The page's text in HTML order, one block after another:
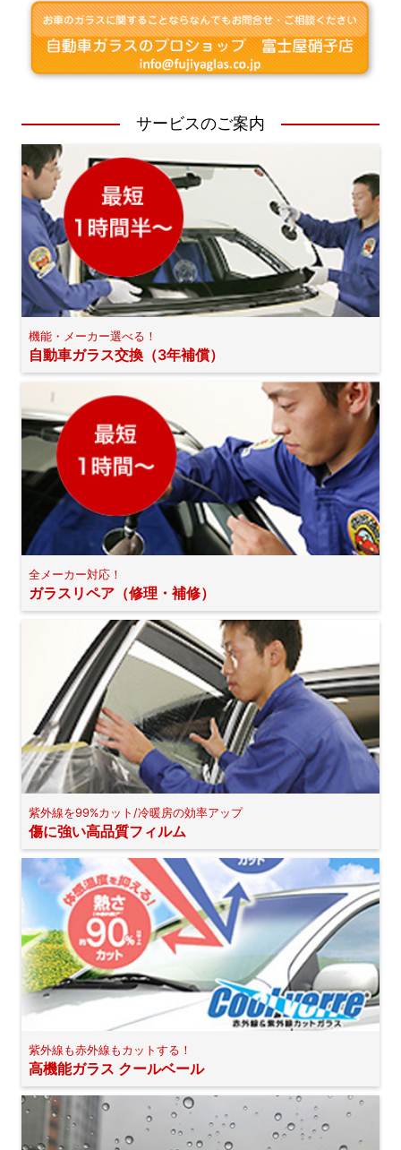
サービスのご案内
機能・メーカー選べる！
自動車ガラス交換（3年補償）
全メーカー対応！
ガラスリペア（修理・補修）
紫外線を99%カット/冷暖房の効率アップ
傷に強い高品質フィルム
紫外線も赤外線もカットする！
高機能ガラス クールベール